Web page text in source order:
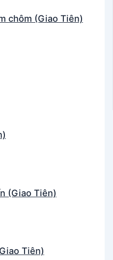
chôm (Giao Tiên)
(Giao Tiên)
Tiên)